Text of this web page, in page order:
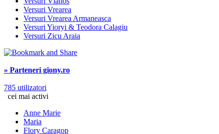
Versuri Vrearea
Versuri Vrearea Armaneasca
Versuri Yioryi & Teodora Calagiu
Versuri Zicu Araia
» Parteneri giony.ro
785 utilizatori
cei mai activi
Anne Marie
Maria
Flory Caragop